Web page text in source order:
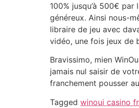
100% jusqu’à 500€
généreux. Ainsi nous-
libraire de jeu avec
vidéo, une fois jeux de
Bravissimo, mien
jamais nul saisir de
franchement pousser
Tagged winoui casino fr